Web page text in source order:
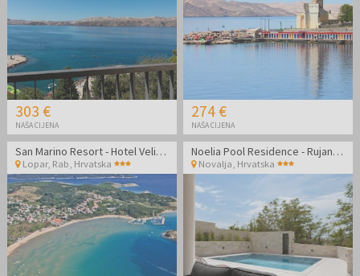
303 €
NAŠA CIJENA
274 €
NAŠA CIJENA
San Marino Resort - Hotel Veli Mel - Obiteljski odmor na Rabu
Lopar, Rab, Hrvatska
Noelia Pool Residence - Rujan u apartmanu u Novalji
Novalja, Hrvatska